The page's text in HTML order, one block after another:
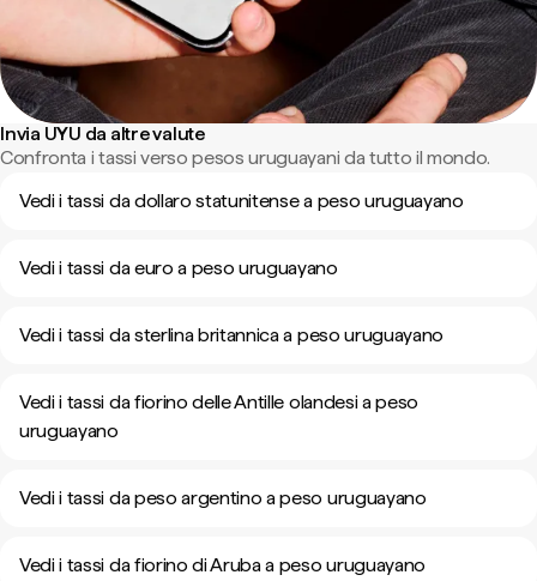
Invia UYU da altre valute
Confronta i tassi verso pesos uruguayani da tutto il mondo.
Vedi i tassi da dollaro statunitense a peso uruguayano
Vedi i tassi da euro a peso uruguayano
Vedi i tassi da sterlina britannica a peso uruguayano
Vedi i tassi da fiorino delle Antille olandesi a peso
uruguayano
Vedi i tassi da peso argentino a peso uruguayano
Vedi i tassi da fiorino di Aruba a peso uruguayano